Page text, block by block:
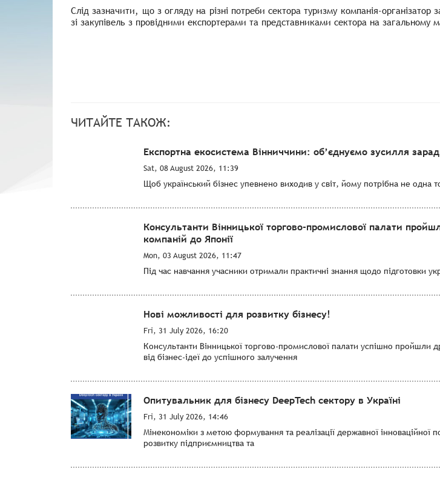
Слід зазначити, що з огляду на різні потреби сектора туризму компанія-організатор
зі закупівель з провідними експортерами та представниками сектора на загальному
ЧИТАЙТЕ ТАКОЖ:
Експортна екосистема Вінниччини: об’єднуємо зусилля
Sat, 08 August 2026, 11:39
Щоб український бізнес упевнено виходив у світ, йому потрібна не
Консультанти Вінницької торгово-промислової палати
компаній до Японії
Mon, 03 August 2026, 11:47
Під час навчання учасники отримали практичні знання щодо підготовки
Нові можливості для розвитку бізнесу!
Fri, 31 July 2026, 16:20
Консультанти Вінницької торгово-промислової палати успішно
від бізнес-ідеї до успішного залучення
Опитувальник для бізнесу DeepTech сектору в Україні
Fri, 31 July 2026, 14:46
Мінекономіки з метою формування та реалізації державної
розвитку підприємництва та